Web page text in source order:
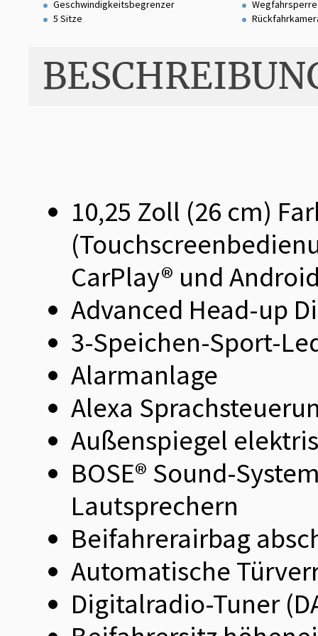
Geschwindigkeitsbegrenzer
Wegfahrsperre
5 Sitze
10,25 Zoll (26 cm)
CarPlay® und
Advanced Head-up
3-Speichen-Sport-
Alarmanlage
Alexa
Außenspiegel
BOSE® Sound-
Lautsprechern
Beifahrerairbag
Automatische
Digitalradio-Tuner